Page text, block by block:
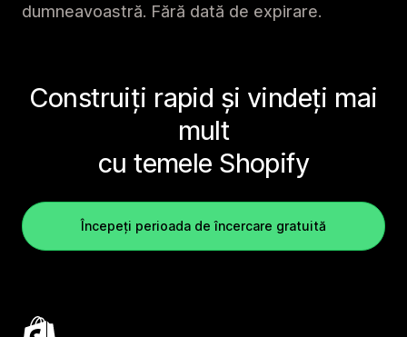
dumneavoastră. Fără dată de expirare.
Construiți rapid și vindeți mai
mult
cu temele Shopify
Începeți perioada de încercare gratuită